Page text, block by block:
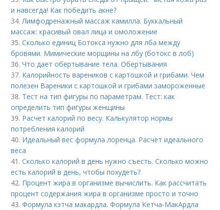
и навсегда! Как победить акне?
34.Лимфодренажный массаж камилла. Буккальный
массаж: красивый овал лица и омоложение
35.Сколько единиц Ботокса нужно для лба между
бровями. Мимические морщины на лбу (ботокс в лоб)
36.Что дает обертывание тела. Обертывания
37. Калорийность вареников с картошкой и грибами. Чем
полезен Вареники с картошкой и грибами замороженные
38. Тест на тип фигуры по параметрам. Тест: как
определить тип фигуры женщины
39. Расчет калорий по весу. Калькулятор нормы
потребления калорий
40. Идеальный вес формула лоренца. Расчет идеального
веса
41.Сколько калорий в день нужно съесть. Сколько можно
есть калорий в день, чтобы похудеть?
42. Процент жира в организме вычислить. Как рассчитать
процент содержания жира в организме просто и точно
43.Формула кэтча макардла. Формула Кетча-МакАрдла